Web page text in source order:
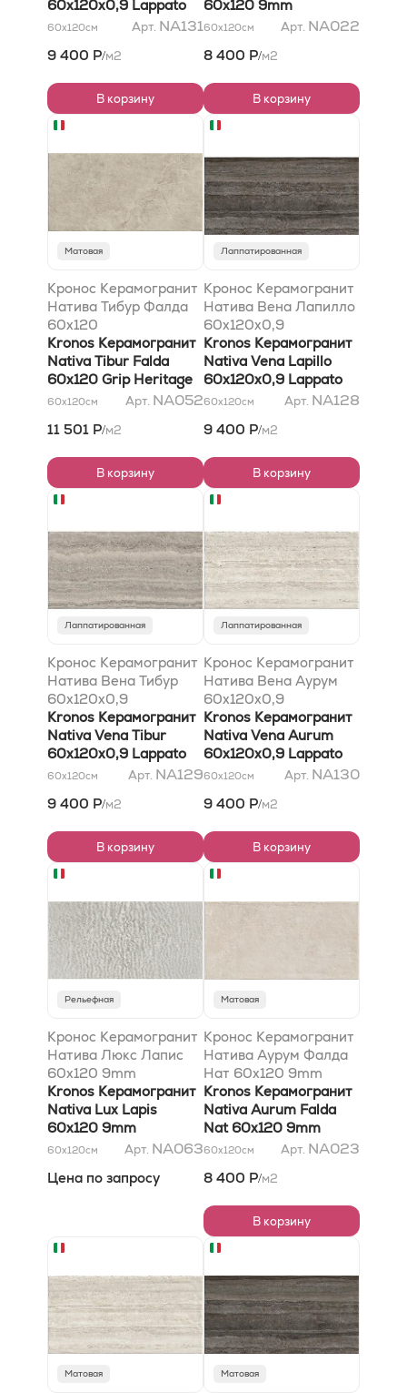
60x120x0,9 Lappato
60x120см Арт. NA131
9 400 Р/м2
В корзину
60x120 9mm
60x120см Арт. NA022
8 400 Р/м2
В корзину
Матовая
Кронос Керамогранит
Натива Тибур Фалда
60x120
антискользящий
Херитаге
Kronos Керамогранит
Nativa Tibur Falda
60x120 Grip Heritage
60x120см Арт. NA052
11 501 Р/м2
В корзину
Лаппатированная
Кронос Керамогранит
Натива Вена Лапилло
60x120x0,9
лаппатированный
Kronos Керамогранит
Nativa Vena Lapillo
60x120x0,9 Lappato
60x120см Арт. NA128
9 400 Р/м2
В корзину
Лаппатированная
Кронос Керамогранит
Натива Вена Тибур
60x120x0,9
лаппатированный
Kronos Керамогранит
Nativa Vena Tibur
60x120x0,9 Lappato
60x120см Арт. NA129
9 400 Р/м2
В корзину
Лаппатированная
Кронос Керамогранит
Натива Вена Аурум
60x120x0,9
лаппатированный
Kronos Керамогранит
Nativa Vena Aurum
60x120x0,9 Lappato
60x120см Арт. NA130
9 400 Р/м2
В корзину
Рельефная
Кронос Керамогранит
Натива Люкс Лапис
60x120 9mm
Kronos Керамогранит
Nativa Lux Lapis
60x120 9mm
60x120см Арт. NA063
Цена по запросу
Матовая
Кронос Керамогранит
Натива Аурум Фалда
Нат 60x120 9mm
Kronos Керамогранит
Nativa Aurum Falda
Nat 60x120 9mm
60x120см Арт. NA023
8 400 Р/м2
В корзину
Матовая Матовая